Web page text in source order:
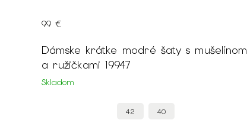
Dámske krátke modré šaty s mušelínom
a ružičkami 19947
Skladom
99 €
42 40